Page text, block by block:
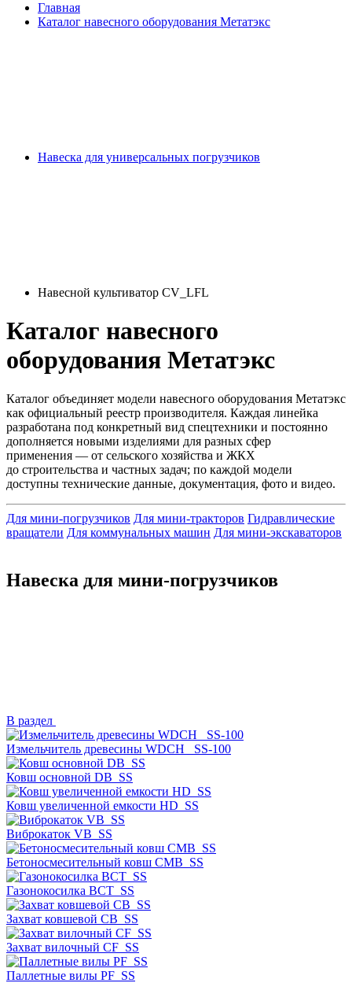
Главная
Каталог навесного оборудования Метатэкс
Навеска для универсальных погрузчиков
Навесной культиватор CV_LFL
Каталог навесного
оборудования Метатэкс
Каталог объединяет модели навесного оборудования Метатэкс
как официальный реестр производителя. Каждая линейка
разработана под конкретный вид спецтехники и постоянно
дополняется новыми изделиями для разных сфер
применения — от сельского хозяйства и ЖКХ
до строительства и частных задач; по каждой модели
доступны технические данные, документация, фото и видео.
Для мини-погрузчиков Для мини-тракторов Гидравлические
вращатели Для коммунальных машин Для мини-экскаваторов
Навеска для мини-погрузчиков
В раздел
Измельчитель древесины WDCH_ SS-100
Ковш основной DB_SS
Ковш увеличенной емкости HD_SS
Виброкаток VB_SS
Бетоносмесительный ковш CMB_SS
Газонокосилка BCT_SS
Захват ковшевой CB_SS
Захват вилочный CF_SS
Паллетные вилы PF_SS